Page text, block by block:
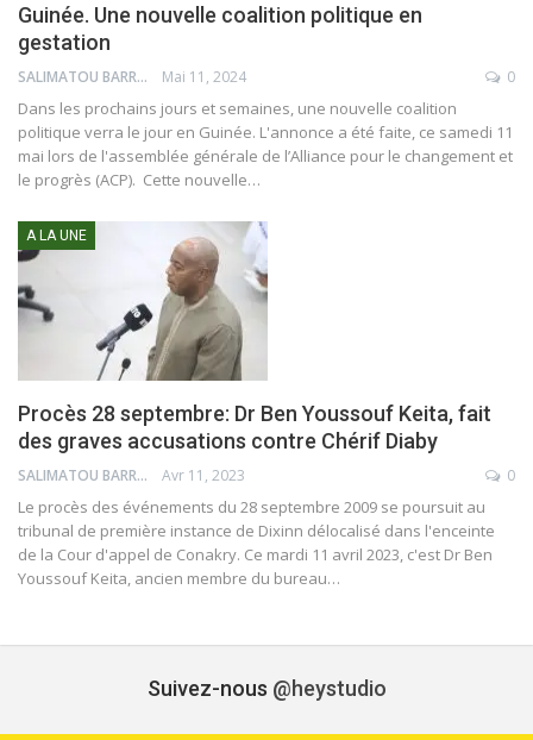
Guinée. Une nouvelle coalition politique en
gestation
SALIMATOU BARRY Mai 11, 2024 0
Dans les prochains jours et semaines, une nouvelle coalition
politique verra le jour en Guinée. L'annonce a été faite, ce samedi 11
mai lors de l'assemblée générale de l’Alliance pour le changement et
le progrès (ACP). Cette nouvelle…
A LA UNE
Procès 28 septembre: Dr Ben Youssouf Keita, fait
des graves accusations contre Chérif Diaby
SALIMATOU BARRY Avr 11, 2023 0
Le procès des événements du 28 septembre 2009 se poursuit au
tribunal de première instance de Dixinn délocalisé dans l'enceinte
de la Cour d'appel de Conakry. Ce mardi 11 avril 2023, c'est Dr Ben
Youssouf Keita, ancien membre du bureau…
Suivez-nous @heystudio